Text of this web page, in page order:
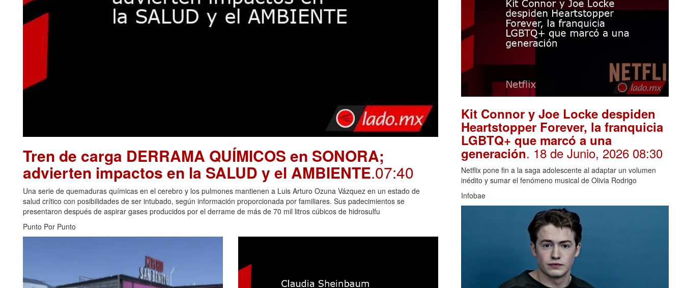
Tren de carga DERRAMA QUÍMICOS en SONORA;
advierten impactos en la SALUD y el AMBIENTE.07:40
Una serie de quemaduras químicas en el cerebro y los pulmones mantienen a Luis Arturo Ozuna Vázquez en un estado de
salud crítico con posibilidades de ser intubado, según información proporcionada por familiares. Sus padecimientos se
presentaron después de aspirar gases producidos por el derrame de más de 70 mil litros cúbicos de hidrosulfu
Punto Por Punto
Kit Connor y Joe Locke despiden
Heartstopper Forever, la franquicia
LGBTQ+ que marcó a una
generación. 18 de Junio, 2026 08:30
Netflix pone fin a la saga adolescente al adaptar un volumen
inédito y sumar el fenómeno musical de Olivia Rodrigo
Infobae